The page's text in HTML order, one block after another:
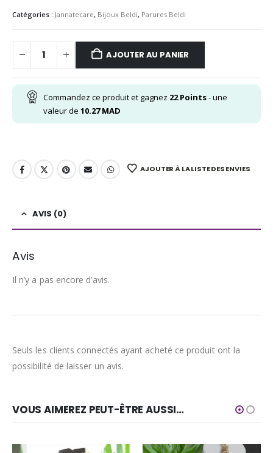
Catégories : Jannatecare, Bijoux Beldi, Parures Beldi
AJOUTER AU PANIER
Commandez ce produit et gagnez 22Points- une
valeur de 10.27MAD
AJOUTER À LA LISTE DES ENVIES
AVIS (0)
Avis
Il n’y a pas encore d’avis.
Seuls les clients connectés ayant acheté ce produit ont la
possibilité de laisser un avis.
VOUS AIMEREZ PEUT-ÊTRE AUSSI…